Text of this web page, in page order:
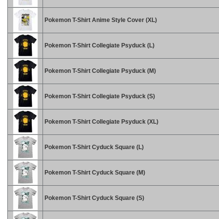
Pokemon T-Shirt Anime Style Cover (XL)
Pokemon T-Shirt Collegiate Psyduck (L)
Pokemon T-Shirt Collegiate Psyduck (M)
Pokemon T-Shirt Collegiate Psyduck (S)
Pokemon T-Shirt Collegiate Psyduck (XL)
Pokemon T-Shirt Cyduck Square (L)
Pokemon T-Shirt Cyduck Square (M)
Pokemon T-Shirt Cyduck Square (S)